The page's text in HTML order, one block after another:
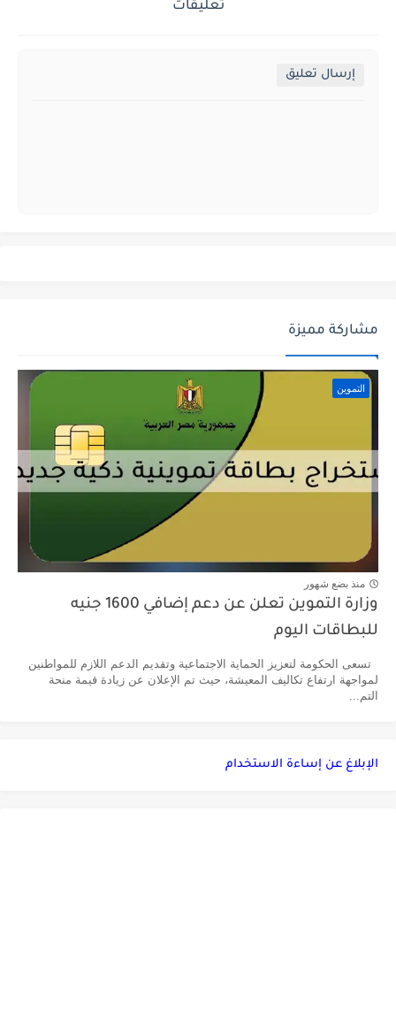
تعليقات
إرسال تعليق
مشاركة مميزة
التموين
منذ بضع شهور
وزارة التموين تعلن عن دعم إضافي 1600 جنيه
للبطاقات اليوم
تسعى الحكومة لتعزيز الحماية الاجتماعية وتقديم الدعم اللازم للمواطنين
لمواجهة ارتفاع تكاليف المعيشة، حيث تم الإعلان عن زيادة قيمة منحة
التم...
الإبلاغ عن إساءة الاستخدام